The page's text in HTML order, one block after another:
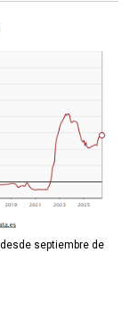
septiembre de